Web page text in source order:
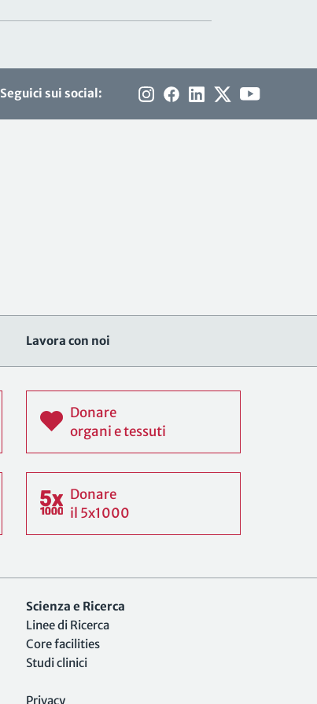
Seguici sui social:
Lavora con noi
Donare
organi e tessuti
Donare
il 5x1000
Scienza e Ricerca
Linee di Ricerca
Core facilities
Studi clinici
Privacy